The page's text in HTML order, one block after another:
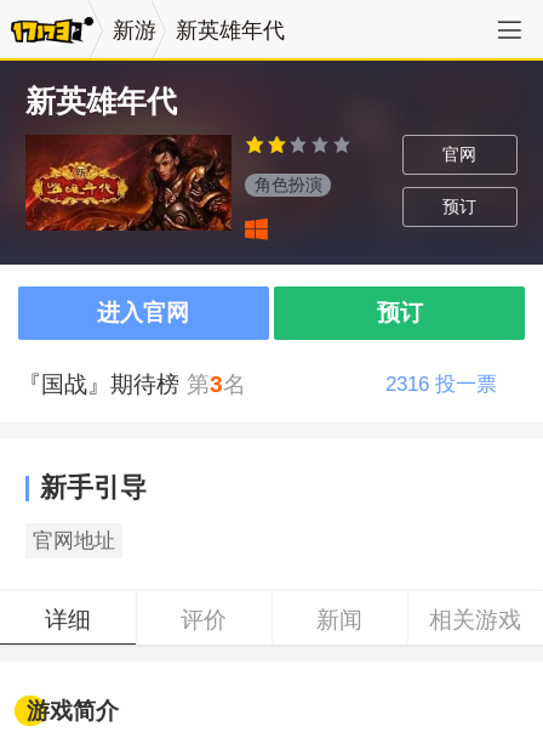
新游 新英雄年代
新英雄年代
官网
预订
角色扮演
进入官网 预订
『国战』期待榜 第3名 2316 投一票
新手引导
官网地址
详细 评价 新闻 相关游戏
游戏简介